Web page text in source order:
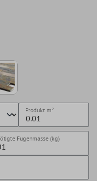
Produkt m²
Fugenmasse (kg)